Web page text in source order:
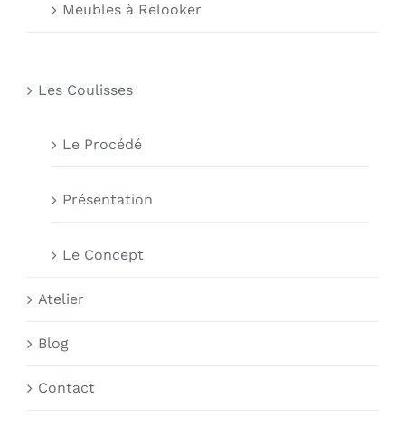
Meubles à Relooker
Les Coulisses
Le Procédé
Présentation
Le Concept
Atelier
Blog
Contact